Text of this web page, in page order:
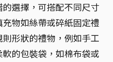
選擇，可搭配不同尺寸
物如絲帶或碎紙固定禮
形狀的禮物，例如手工
的包裝袋，如棉布袋或